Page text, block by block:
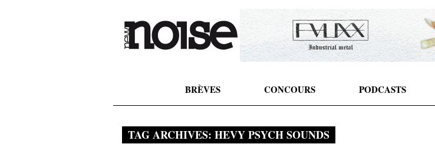
BRÈVES CONCOURS PODCASTS
TAG ARCHIVES: HEVY PSYCH SOUNDS